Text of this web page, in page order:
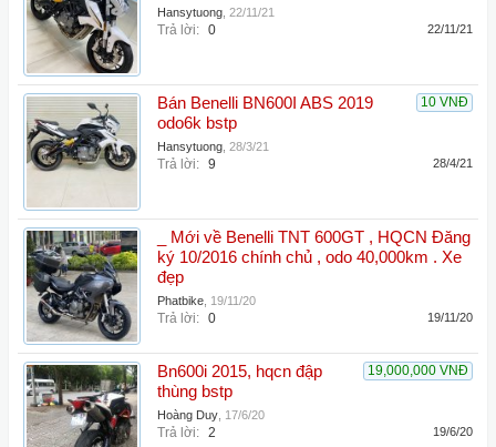
Hansytuong 22/11/21
Trả lời: 0 22/11/21
10 VNĐ
Bán Benelli BN600I ABS 2019
odo6k bstp
Hansytuong 28/3/21
Trả lời: 9 28/4/21
_ Mới về Benelli TNT 600GT , HQCN Đăng
ký 10/2016 chính chủ , odo 40,000km . Xe
đẹp
Phatbike 19/11/20
Trả lời: 0 19/11/20
19,000,000 VNĐ
Bn600i 2015, hqcn đập
thùng bstp
Hoàng Duy 17/6/20
Trả lời: 2 19/6/20